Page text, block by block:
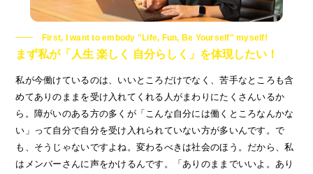
First, I want to embody "Life, Fun, Be Yourself" myself!
まず私が「人生 楽しく 自分らしく」を体現したい！
私が今働けているのは、いいところだけでなく、苦手なところも含
めてありのままを受け入れてくれる人がまわりにたくさんいるか
ら。障がいのある方の多くが「こんな自分には働くところなんかな
い」って自分で自分を受け入れられていない方が多いんです。で
も、そうじゃないですよね。変わるべきは社会のほう。だから、私
はメンバーさんに声をかけるんです。「ありのままでいいよ。あり